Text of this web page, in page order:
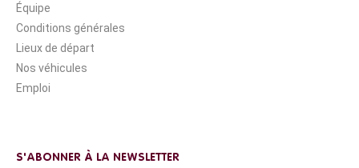
Équipe
Conditions générales
Lieux de départ
Nos véhicules
Emploi
S'ABONNER À LA NEWSLETTER